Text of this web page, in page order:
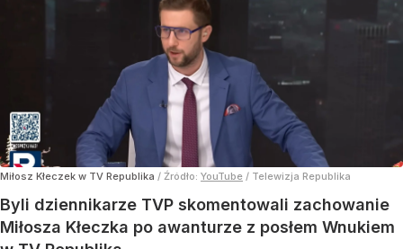
Miłosz Kłeczek w TV Republika / Źródło: YouTube / Telewizja Republika
Byli dziennikarze TVP skomentowali zachowanie
Miłosza Kłeczka po awanturze z posłem Wnukiem